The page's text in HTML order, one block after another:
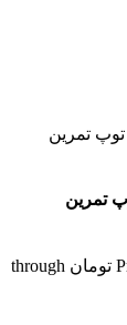
تمرین
Price range: ۸۰,۰۰۰ تومان through